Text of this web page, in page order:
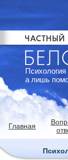
а лишь
Главная